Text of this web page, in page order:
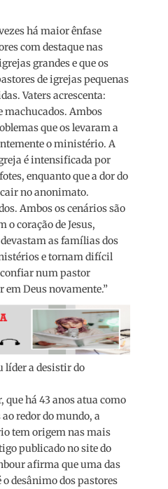
há maior ênfase
com destaque nas
grandes e que os
de igrejas pequenas
Vaters acrescenta:
machucados. Ambos
que os levaram a
o ministério. A
é intensificada por
enquanto que a dor do
no anonimato.
Ambos os cenários são
o coração de Jesus,
as famílias dos
e tornam difícil
num pastor
Deus novamente.”
líder a desistir do
que há 43 anos atua como
redor do mundo, a
tem origem nas mais
publicado no site do
afirma que uma das
desânimo dos pastores